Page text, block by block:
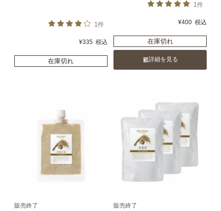
1件
¥335 税込
在庫切れ
1件
¥400 税込
在庫切れ
詳細を見る
販売終了
販売終了